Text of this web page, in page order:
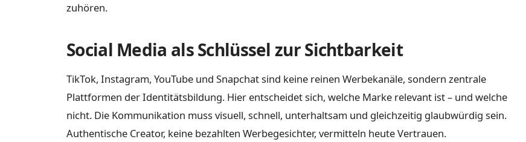
zuhören.
Social Media als Schlüssel zur Sichtbarkeit
TikTok, Instagram, YouTube und Snapchat sind keine reinen Werbekanäle, sondern zentrale
Plattformen der Identitätsbildung. Hier entscheidet sich, welche Marke relevant ist – und welche
nicht. Die Kommunikation muss visuell, schnell, unterhaltsam und gleichzeitig glaubwürdig sein.
Authentische Creator, keine bezahlten Werbegesichter, vermitteln heute Vertrauen.